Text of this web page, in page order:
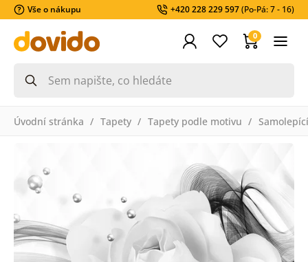
Vše o nákupu +420 228 229 597(Po-Pá: 7 - 16)
0
Úvodní stránka Tapety Tapety podle motivu